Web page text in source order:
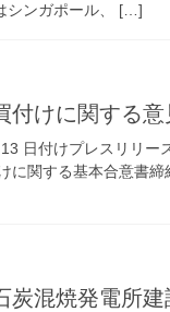
シンガポール、 […]
付けに関する意
日付けプレスリリー
に関する基本合意書
混焼発電所